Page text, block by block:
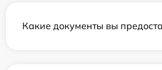
Какие документы вы